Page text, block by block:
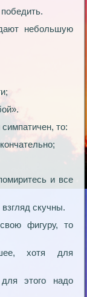
небольшую
то:
и все
скучны.
фигуру, то
хотя для
этого надо